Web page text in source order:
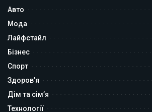
Авто
Мода
Лайфстайл
Бізнес
Спорт
Здоров’я
Дім та сім’я
Технології